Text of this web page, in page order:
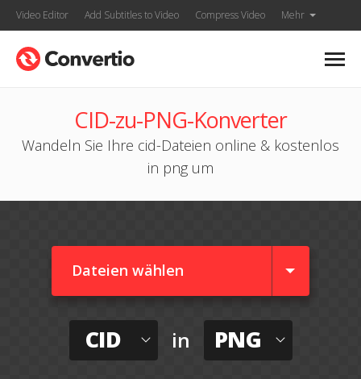
Video Editor Add Subtitles to Video Compress Video Mehr
CID-zu-PNG-Konverter
Wandeln Sie Ihre cid-Dateien online & kostenlos
in png um
Dateien wählen
CID in PNG